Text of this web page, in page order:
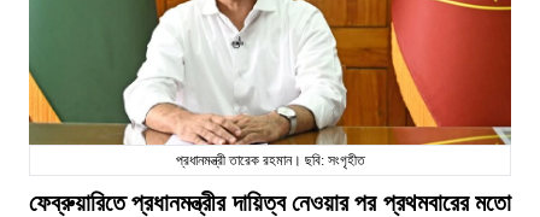
প্রধানমন্ত্রী তারেক রহমান। ছবি: সংগৃহীত
ফেব্রুয়ারিতে প্রধানমন্ত্রীর দায়িত্ব নেওয়ার পর প্রথমবারের মতো